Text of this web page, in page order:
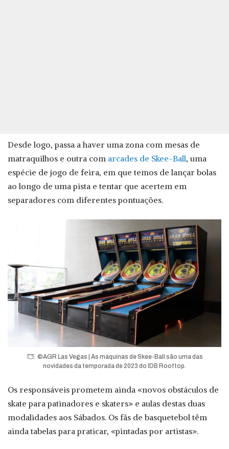
Desde logo, passa a haver uma zona com mesas de
matraquilhos e outra com arcades de Skee-Ball, uma
espécie de jogo de feira, em que temos de lançar bolas
ao longo de uma pista e tentar que acertem em
separadores com diferentes pontuações.
©AGR Las Vegas | As máquinas de Skee-Ball são uma das
novidades da temporada de 2023 do IDB Rooftop.
Os responsáveis prometem ainda «novos obstáculos de
skate para patinadores e skaters» e aulas destas duas
modalidades aos Sábados. Os fãs de basquetebol têm
ainda tabelas para praticar, «pintadas por artistas».